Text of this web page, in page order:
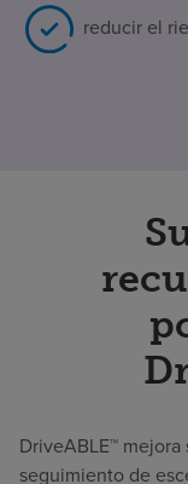
reducir el
DriveABLE™
seguimiento de